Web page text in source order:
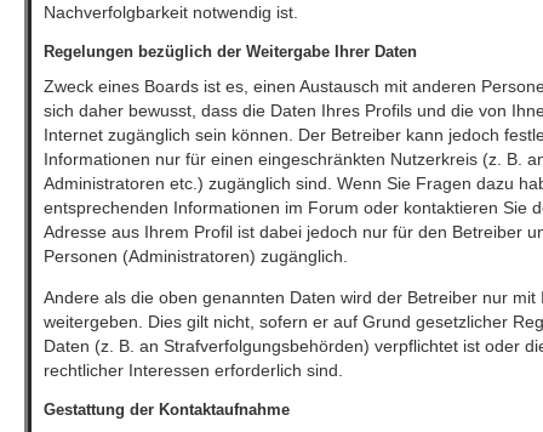
Nachverfolgbarkeit notwendig ist.
Regelungen bezüglich der Weitergabe Ihrer Daten
Zweck eines Boards ist es, einen Austausch mit anderen
sich daher bewusst, dass die Daten Ihres Profils und die von
Internet zugänglich sein können. Der Betreiber kann jedoch
Informationen nur für einen eingeschränkten Nutzerkreis (z. B.
Administratoren etc.) zugänglich sind. Wenn Sie Fragen dazu
entsprechenden Informationen im Forum oder kontaktieren Sie
Adresse aus Ihrem Profil ist dabei jedoch nur für den Betreiber
Personen (Administratoren) zugänglich.
Andere als die oben genannten Daten wird der Betreiber nur
weitergeben. Dies gilt nicht, sofern er auf Grund gesetzlicher
Daten (z. B. an Strafverfolgungsbehörden) verpflichtet ist oder
rechtlicher Interessen erforderlich sind.
Gestattung der Kontaktaufnahme